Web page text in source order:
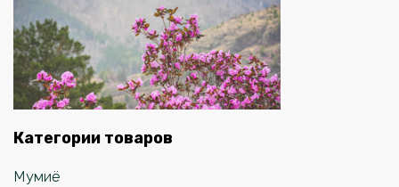
Категории товаров
Мумиё